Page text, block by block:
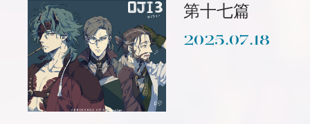
第十七篇
2025.07.18